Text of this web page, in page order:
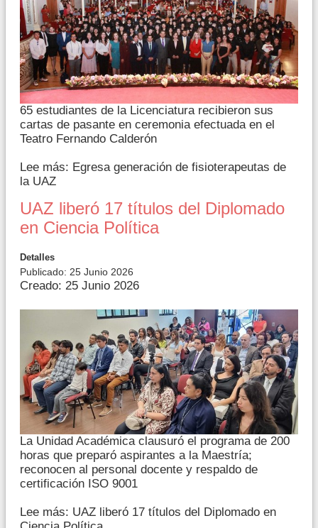
65 estudiantes de la Licenciatura recibieron sus
cartas de pasante en ceremonia efectuada en el
Teatro Fernando Calderón
Lee más: Egresa generación de fisioterapeutas de
la UAZ
UAZ liberó 17 títulos del Diplomado
en Ciencia Política
Detalles
Publicado: 25 Junio 2026
Creado: 25 Junio 2026
La Unidad Académica clausuró el programa de 200
horas que preparó aspirantes a la Maestría;
reconocen al personal docente y respaldo de
certificación ISO 9001
Lee más: UAZ liberó 17 títulos del Diplomado en